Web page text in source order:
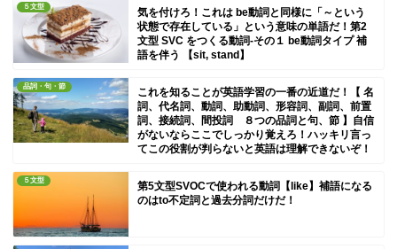
５文型
気を付けろ！これは be動詞と同様に「～という
状態で存在している」という意味の単語だ！第2
文型 SVC をつくる動詞-その１ be動詞タイプ 補
語を伴う 【sit, stand】
品詞・句・節
これを知ることが英語学習の一番の近道だ！【 名
詞、代名詞、動詞、助動詞、形容詞、副詞、前置
詞、接続詞、間投詞 ８つの品詞と句、節 】自信
がないならここでしっかり覚えろ！ハッキリ言っ
てこの役割が判らないと英語は理解できないぞ！
５文型
第5文型SVOCで使われる動詞【like】補語になる
のはto不定詞と過去分詞だけだ！